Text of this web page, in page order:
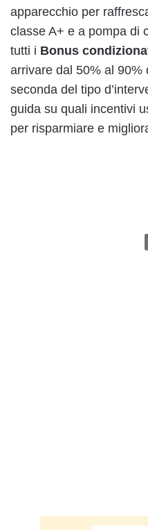
apparecchio per
classe A+ e a pompa di
tutti i Bonus
arrivare dal 50% al 90%
seconda del tipo
guida su quali incentivi
per risparmiare e